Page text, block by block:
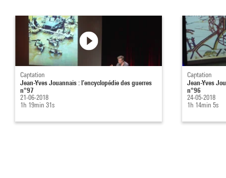
Captation
Jean-Yves Jouannais : l’encyclopédie des guerres
n°97
21-06-2018
1h 19min 31s
Captation
Jean-Yves
n°96
24-05-2018
1h 14min 5s